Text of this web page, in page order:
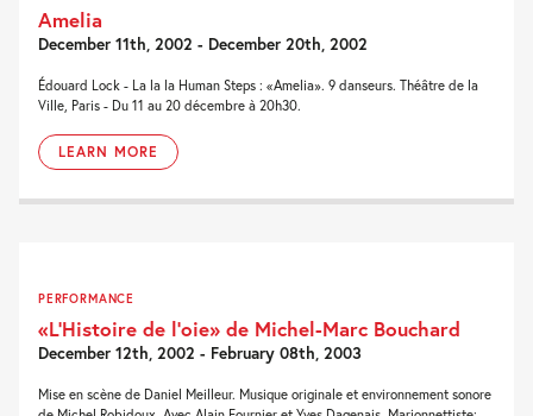
Amelia
December 11th, 2002 - December 20th, 2002
Édouard Lock - La la la Human Steps : «Amelia». 9 danseurs. Théâtre de la
Ville, Paris - Du 11 au 20 décembre à 20h30.
LEARN MORE
PERFORMANCE
«L’Histoire de l’oie» de Michel-Marc Bouchard
December 12th, 2002 - February 08th, 2003
Mise en scène de Daniel Meilleur. Musique originale et environnement sonore